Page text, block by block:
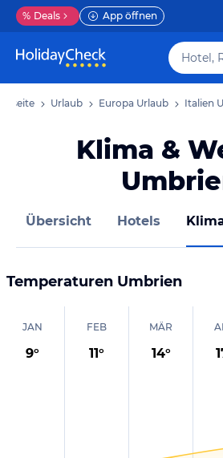
% Deals App öffnen
Urlaub Europa Urlaub Italien
Klima &
Übersicht Hotels
Temperaturen Umbrien
JAN
9°
FEB
11°
MÄR
14°